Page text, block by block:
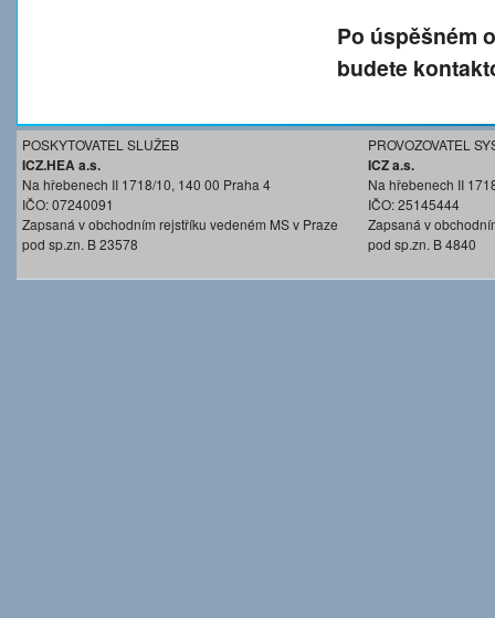
Po úspěšném
budete
POSKYTOVATEL SLUŽEB
ICZ.HEA a.s.
Na hřebenech II 1718/10, 140 00 Praha 4
IČO: 07240091
Zapsaná v obchodním rejstříku vedeném MS v Praze
pod sp.zn. B 23578
PROVOZOVATEL
ICZ a.s.
Na hřebenech II
IČO: 25145444
Zapsaná v
pod sp.zn. B 4840